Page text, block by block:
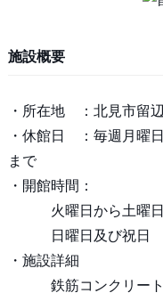
施設概要
・所在地 ：北見市留
・休館日 ：毎週月曜
まで
・開館時間：
火曜日から土曜日
日曜日及び祝日 ：
・施設詳細
鉄筋コンクリート